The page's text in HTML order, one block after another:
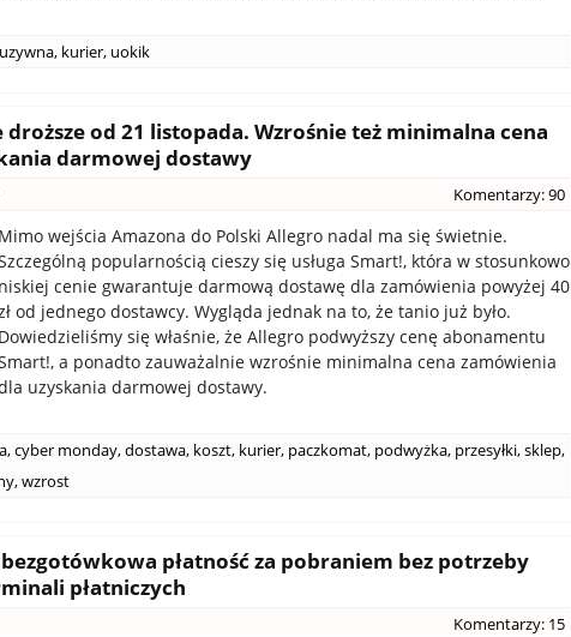
, kurier, uokik
od 21 listopada. Wzrośnie też minimalna cena
darmowej dostawy
Komentarzy: 90
Mimo wejścia Amazona do Polski Allegro nadal ma się świetnie.
popularnością cieszy się usługa Smart!, która w stosunkowo
niskiej cenie gwarantuje darmową dostawę dla zamówienia powyżej 40
od jednego dostawcy. Wygląda jednak na to, że tanio już było.
Dowiedzieliśmy się właśnie, że Allegro podwyższy cenę abonamentu
a ponadto zauważalnie wzrośnie minimalna cena zamówienia
uzyskania darmowej dostawy.
,cyber monday,dostawa, koszt, kurier, paczkomat, podwyżka, przesyłki,sklep,
,wzrost
płatność za pobraniem bez potrzeby
płatniczych
Komentarzy: 15